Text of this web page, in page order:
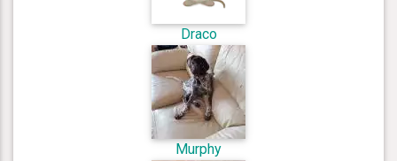
Draco
Murphy